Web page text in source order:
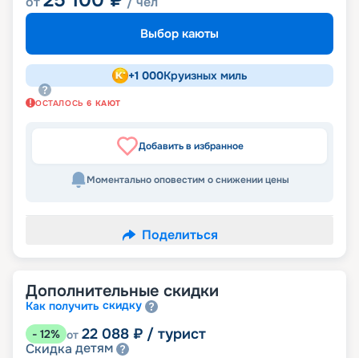
Выбор каюты
+1 000Круизных миль
ОСТАЛОСЬ 6 КАЮТ
Добавить в избранное
Моментально оповестим о снижении цены
Поделиться
Дополнительные скидки
Как получить скидку
- 12% от 22 088 ₽ / турист
Скидка детям